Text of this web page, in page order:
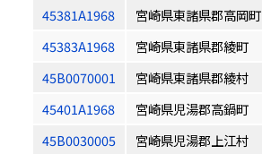
45381A1968
宮崎県東諸県郡高岡町
45383A1968
宮崎県東諸県郡綾町
45B0070001
宮崎県東諸県郡綾村
45401A1968
宮崎県児湯郡高鍋町
45B0030005
宮崎県児湯郡上江村